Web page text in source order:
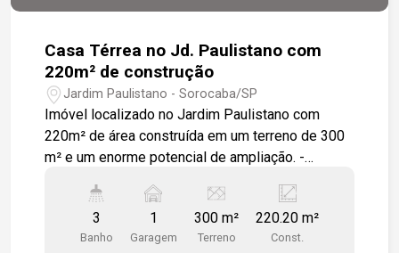
Casa Térrea no Jd. Paulistano com
220m² de construção
Jardim Paulistano - Sorocaba/SP
Imóvel localizado no Jardim Paulistano com
220m² de área construída em um terreno de 300
m² e um enorme potencial de ampliação. -
iluminados Sala espaçosa para dois ambientes
Copa / Cozinha com tamanho diferenciado e bem
arejada Corredor lateral interno com área de luz
3
Banho
1
Garagem
300 m²
Terreno
220.20 m²
Const.